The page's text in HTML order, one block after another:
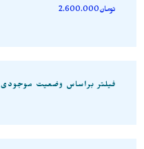
تومان2.600.000
فیلتر براساس وضعیت موجودی